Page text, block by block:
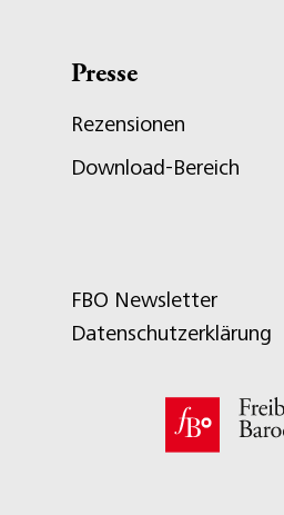
Presse
Rezensionen
Download-Bereich
FBO Newsletter
Datenschutzerklärung